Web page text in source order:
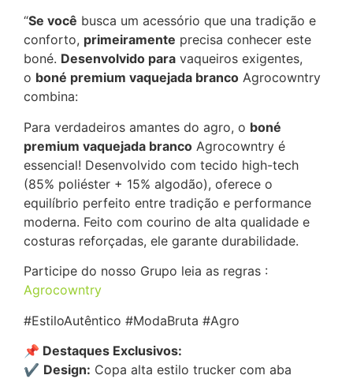
“Se você busca um acessório que una tradição e
conforto, primeiramente precisa conhecer este
boné. Desenvolvido para vaqueiros exigentes,
o boné premium vaquejada branco Agrocowntry
combina:
Para verdadeiros amantes do agro, o boné
premium vaquejada branco Agrocowntry é
essencial! Desenvolvido com tecido high-tech
(85% poliéster + 15% algodão), oferece o
equilíbrio perfeito entre tradição e performance
moderna. Feito com courino de alta qualidade e
costuras reforçadas, ele garante durabilidade.
Participe do nosso Grupo leia as regras :
Agrocowntry
#EstiloAutêntico #ModaBruta #Agro
📌 Destaques Exclusivos:
✔ Design: Copa alta estilo trucker com aba